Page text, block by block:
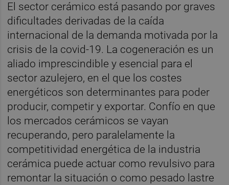
El sector cerámico está pasando por graves
dificultades derivadas de la caída
internacional de la demanda motivada por la
crisis de la covid-19. La cogeneración es un
aliado imprescindible y esencial para el
sector azulejero, en el que los costes
energéticos son determinantes para poder
producir, competir y exportar. Confío en que
los mercados cerámicos se vayan
recuperando, pero paralelamente la
competitividad energética de la industria
cerámica puede actuar como revulsivo para
remontar la situación o como pesado lastre